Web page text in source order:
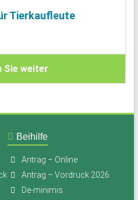
Tierkaufleute
Sie weiter
Beihilfe
Antrag – Online
Antrag – Vordruck 2026
De-minimis